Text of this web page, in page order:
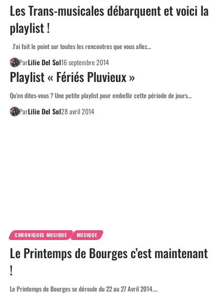
Les Trans-musicales débarquent et voici la
playlist !
J'ai fait le point sur toutes les rencontres que vous allez…
ParLilie Del Sol16 septembre 2014
Playlist « Fériés Pluvieux »
Qu'en dites-vous ? Une petite playlist pour embellir cette période de jours…
ParLilie Del Sol28 avril 2014
CHRONIQUES MUSIQUE MUSIQUE
Le Printemps de Bourges c’est maintenant
!
Le Printemps de Bourges se déroule du 22 au 27 Avril 2014.…